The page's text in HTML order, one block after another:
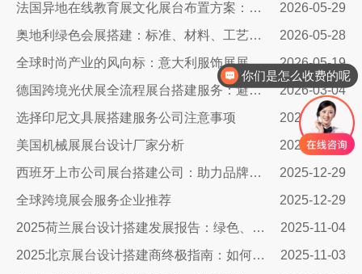
法国异地在线教育展文化展台布置方案：兼顾品牌质感与引流转化
2026-05-29
奥地利绿色会展搭建：标准、材料、工艺与落地全解
2026-05-28
全球时尚产业的风向标：意大利服饰展展台设计公司
2026-05-19
德国跨境光伏展全流程展台搭建服务：避坑指南+落地实操，搞定合规与吸睛双核心
2026-03-04
选择印尼文具展搭建服务公司注意事项
2026-01-05
美国机械展展台设计厂家分析
2026-01-04
西班牙上市公司展台搭建公司：助力品牌腾飞的关键合作伙伴
2025-12-29
全球跨境展会服务企业推荐
2025-12-29
2025荷兰展台设计搭建发展报告：绿色、智能与沉浸式体验引领未来
2025-11-04
2025北京展台设计搭建商终极指南：如何避开三大陷阱让展会投入物超所值
2025-11-03
你们是怎么收费的呢